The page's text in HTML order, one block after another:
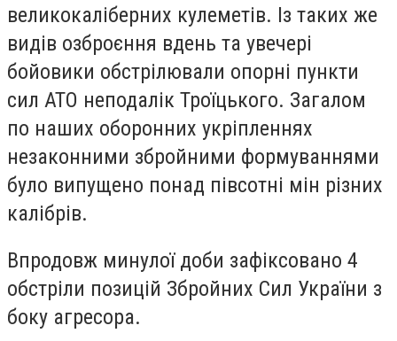
великокаліберних кулеметів. Із таких же
видів озброєння вдень та увечері
бойовики обстрілювали опорні пункти
сил АТО неподалік Троїцького. Загалом
по наших оборонних укріпленнях
незаконними збройними формуваннями
було випущено понад півсотні мін різних
калібрів.
Впродовж минулої доби зафіксовано 4
обстріли позицій Збройних Сил України з
боку агресора.